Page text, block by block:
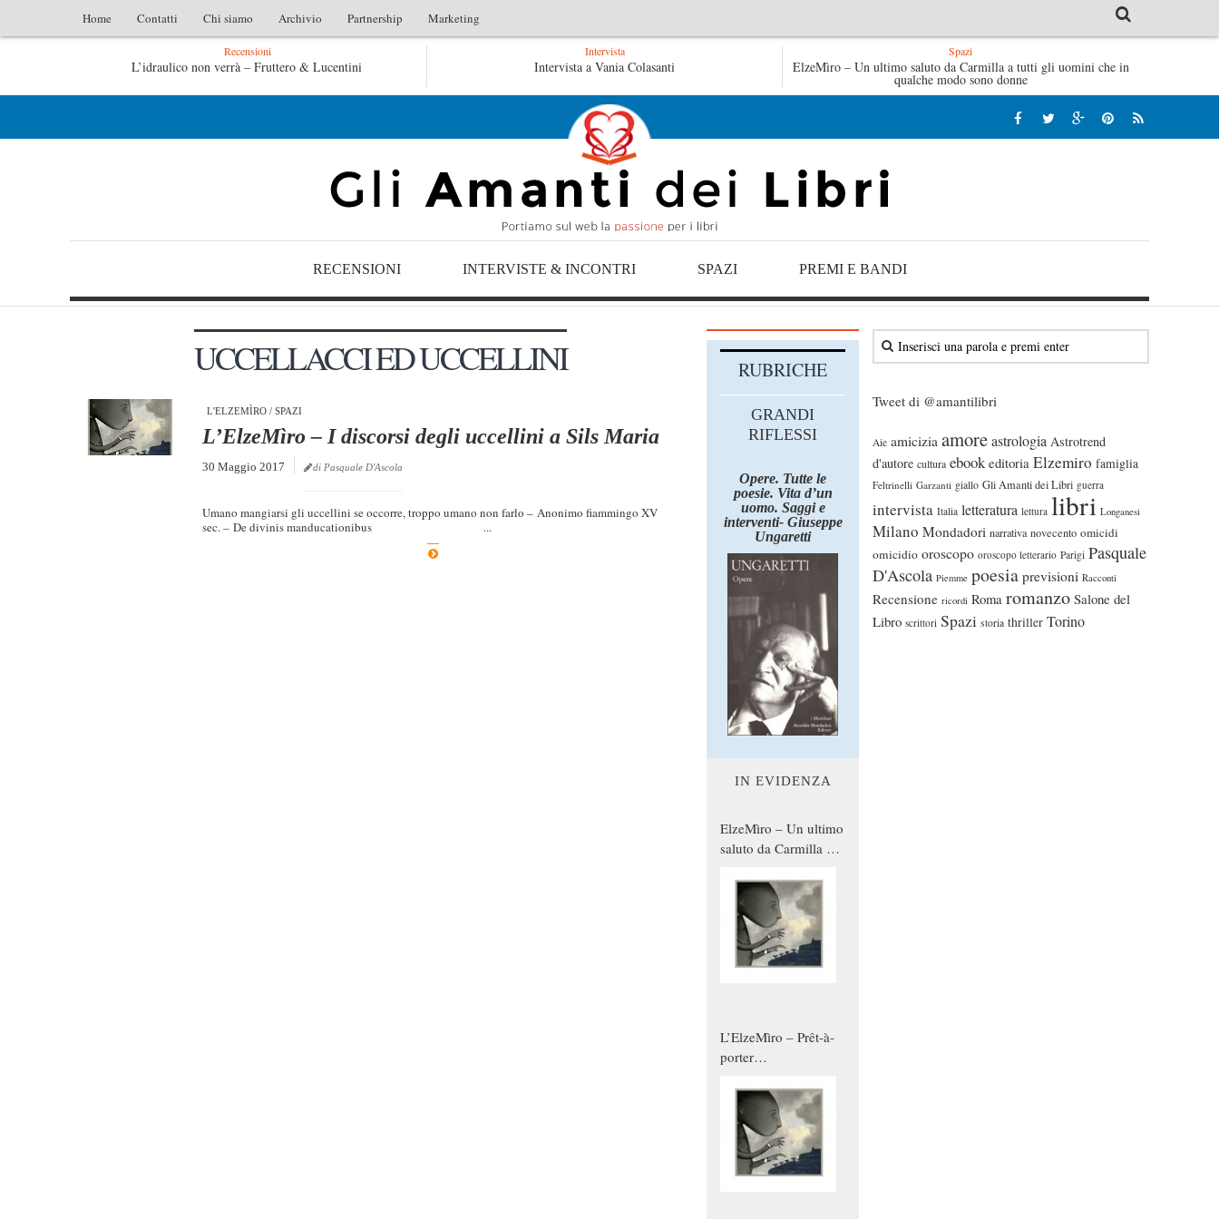
Home Contatti Chi siamo Archivio Partnership Marketing
Recensioni
L’idraulico non verrà – Fruttero & Lucentini Le anime salve di Fabrizio De André – Jan Gaggetta Tutte le mattine di Sybil – Virginia Evans
Intervista
Intervista a Vania Colasanti
Spazi
ElzeMìro – Un ultimo saluto da Carmilla a tutti gli uomini che in
qualche modo sono donne
RECENSIONI INTERVISTE & INCONTRI SPAZI PREMI E BANDI
UCCELLACCI ED UCCELLINI
L'ELZEMÌRO / SPAZI
L’ElzeMìro – I discorsi degli uccellini a Sils Maria
30 Maggio 2017 di Pasquale D'Ascola
Umano mangiarsi gli uccellini se occorre, troppo umano non farlo – Anonimo fiammingo XV
sec. – De divinis manducationibus ...
Tweet di @amantilibri
Aie amicizia amoreastrologia Astrotrend
d'autore cultura ebook editoria Elzemiro famiglia
Feltrinelli Garzanti giallo Gli Amanti dei Libri guerra
intervista Italia letteratura lettura libri Longanesi
Milano Mondadori narrativa novecento omicidi
omicidio oroscopo oroscopo letterario Parigi Pasquale
D'Ascola Piemme poesia previsioni Racconti
Recensione ricordi Roma romanzo Salone del
Libro scrittori Spazi storia thriller Torino
RUBRICHE
GRANDI
RIFLESSI
Opere. Tutte le
poesie. Vita d’un
uomo. Saggi e
interventi- Giuseppe
Ungaretti
IN EVIDENZA
ElzeMìro – Un ultimo
saluto da Carmilla a
qualche modo sono
donne
L’ElzeMìro – Prêt-à-
porter